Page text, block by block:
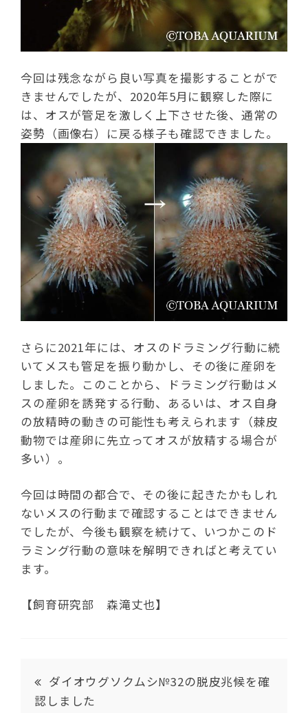
今回は残念ながら良い写真を撮影することがで
きませんでしたが、2020年5月に観察した際に
は、オスが管足を激しく上下させた後、通常の
姿勢（画像右）に戻る様子も確認できました。
さらに2021年には、オスのドラミング行動に続
いてメスも管足を振り動かし、その後に産卵を
しました。このことから、ドラミング行動はメ
スの産卵を誘発する行動、あるいは、オス自身
の放精時の動きの可能性も考えられます（棘皮
動物では産卵に先立ってオスが放精する場合が
多い）。
今回は時間の都合で、その後に起きたかもしれ
ないメスの行動まで確認することはできません
でしたが、今後も観察を続けて、いつかこのド
ラミング行動の意味を解明できればと考えてい
ます。
【飼育研究部 森滝丈也】
ダイオウグソクムシ№32の脱皮兆候を確
認しました